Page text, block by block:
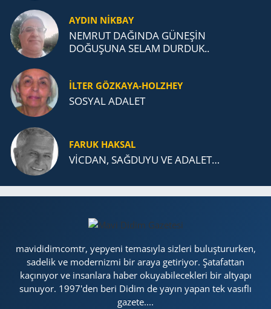
AYDIN NİKBAY
NEMRUT DAĞINDA GÜNEŞİN
DOĞUŞUNA SELAM DURDUK..
İLTER GÖZKAYA-HOLZHEY
SOSYAL ADALET
FARUK HAKSAL
VİCDAN, SAĞ­DU­YU VE ADA­LET…
mavididimcomtr, yepyeni temasıyla sizleri buluştururken,
sadelik ve modernizmi bir araya getiriyor. Şatafattan
kaçınıyor ve insanlara haber okuyabilecekleri bir altyapı
sunuyor. 1997'den beri Didim de yayın yapan tek vasıflı
gazete....